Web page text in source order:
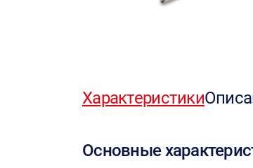
Характеристики
Основные